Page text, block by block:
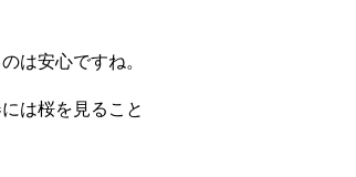
は安心ですね。
は桜を見ること